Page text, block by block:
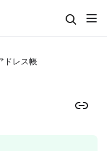
ドレス帳